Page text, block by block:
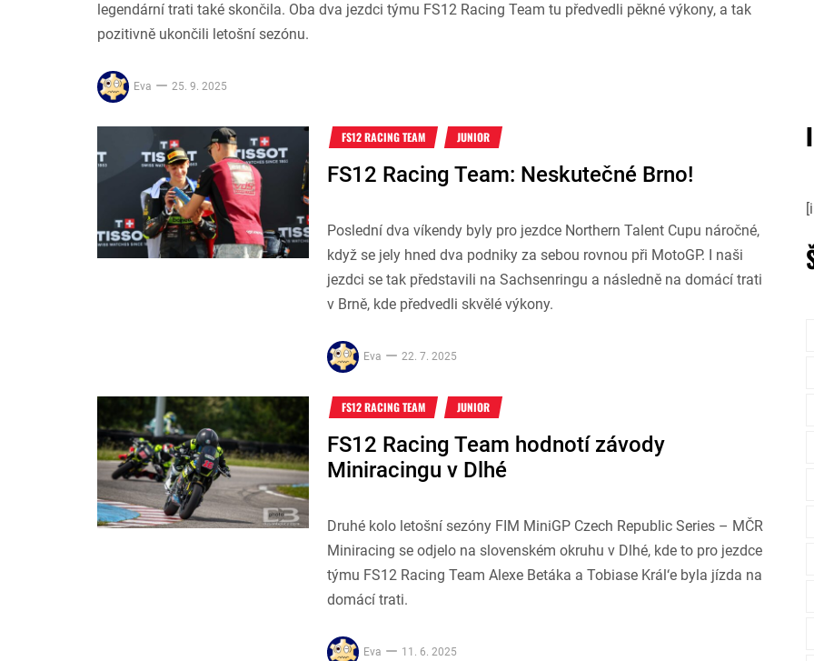
legendární trati také skončila. Oba dva jezdci týmu FS12 Racing Team tu předvedli pěkné výkony, a tak
pozitivně ukončili letošní sezónu.
Eva 25. 9. 2025
FS12 RACING TEAM JUNIOR
FS12 Racing Team: Neskutečné Brno!
Poslední dva víkendy byly pro jezdce Northern Talent Cupu náročné,
když se jely hned dva podniky za sebou rovnou při MotoGP. I naši
jezdci se tak představili na Sachsenringu a následně na domácí trati
v Brně, kde předvedli skvělé výkony.
Eva 22. 7. 2025
FS12 RACING TEAM JUNIOR
FS12 Racing Team hodnotí závody
Miniracingu v Dlhé
Druhé kolo letošní sezóny FIM MiniGP Czech Republic Series – MČR
Miniracing se odjelo na slovenském okruhu v Dlhé, kde to pro jezdce
týmu FS12 Racing Team Alexe Betáka a Tobiase Král‘e byla jízda na
domácí trati.
Eva 11. 6. 2025